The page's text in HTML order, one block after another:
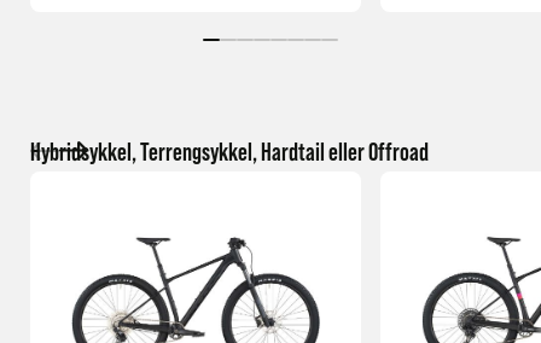
Hybridsykkel, Terrengsykkel, Hardtail eller Offroad